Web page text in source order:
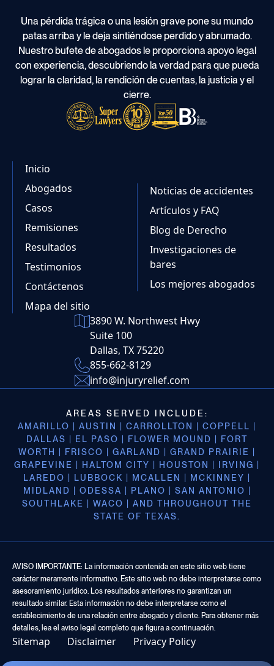
Una pérdida trágica o una lesión grave pone su mundo
patas arriba y le deja sintiéndose perdido y abrumado.
Nuestro bufete de abogados le proporciona apoyo legal
con experiencia, descubriendo la verdad para que pueda
lograr la claridad, la rendición de cuentas, la justicia y el
cierre.
Inicio
Abogados
Casos
Remisiones
Resultados
Testimonios
Contáctenos
Mapa del sitio
Noticias de accidentes
Artículos y FAQ
Blog de Derecho
Investigaciones de
bares
Los mejores abogados
3890 W. Northwest Hwy
Suite 100
Dallas, TX 75220
855-662-8129
info@injuryrelief.com
AREAS SERVED INCLUDE:
AMARILLO | AUSTIN | CARROLLTON | COPPELL |
DALLAS | EL PASO | FLOWER MOUND | FORT
WORTH | FRISCO | GARLAND | GRAND PRAIRIE |
GRAPEVINE | HALTOM CITY | HOUSTON | IRVING |
LAREDO | LUBBOCK | MCALLEN | MCKINNEY |
MIDLAND | ODESSA | PLANO | SAN ANTONIO |
SOUTHLAKE | WACO | AND THROUGHOUT THE
STATE OF TEXAS.
AVISO IMPORTANTE: La información contenida en este sitio web tiene
carácter meramente informativo. Este sitio web no debe interpretarse como
asesoramiento jurídico. Los resultados anteriores no garantizan un
resultado similar. Esta información no debe interpretarse como el
establecimiento de una relación entre abogado y cliente. Para obtener más
detalles, lea el aviso legal completo que figura a continuación.
Sitemap Disclaimer Privacy Policy